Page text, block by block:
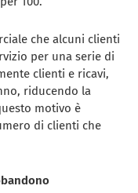
che alcuni clienti
per una serie di
clienti e ricavi,
riducendo la
motivo è
di clienti che